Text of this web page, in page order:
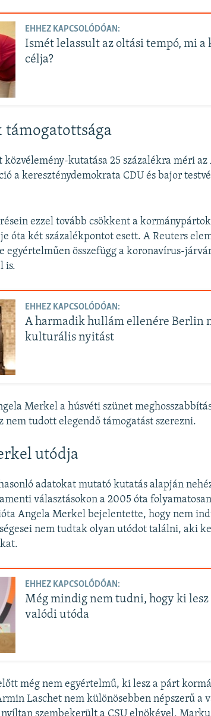
EHHEZ KAPCSOLÓDÓAN:
Ismét lelassult az oltási tempó, mi a
célja?
kutatása 25 százalékra méri az
a kereszténydemokrata CDU és bajor
ezzel tovább csökkent a kormánypártok
óta két százalékpontot esett. A Reuters
egyértelműen összefügg a koronavírus-
is.
EHHEZ KAPCSOLÓDÓAN:
A harmadik hullám ellenére Berlin
kulturális nyitást
Merkel a húsvéti szünet
nem tudott elegendő támogatást szerezni.
utódja
adatokat mutató kutatás alapján
választásokon a 2005 óta
Angela Merkel bejelentette, hogy nem
nem tudtak olyan utódot találni, aki
EHHEZ KAPCSOLÓDÓAN:
Még mindig nem tudni, hogy ki
valódi utóda
még nem egyértelmű, ki lesz a párt
Laschet nem különösebben népszerű a